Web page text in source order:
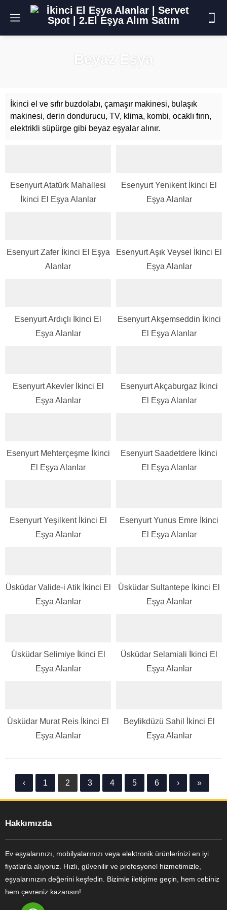
Beyaz Eşya
İkinci el ve sıfır buzdolabı, çamaşır makinesi, bulaşık
makinesi, derin dondurucu, TV, klima, kombi, ocaklı fırın,
elektrikli süpürge gibi beyaz eşyalar alınır.
Esenyurt Atatürk Mahallesi
İkinci El Eşya Alanlar
Esenyurt Yenikent İkinci El
Eşya Alanlar
Esenyurt Zafer İkinci El Eşya
Alanlar
Esenyurt Aşık Veysel İkinci El
Eşya Alanlar
Esenyurt Ardıçlı İkinci El
Eşya Alanlar
Esenyurt Akşemseddin İkinci
El Eşya Alanlar
Esenyurt Akevler İkinci El
Eşya Alanlar
Esenyurt Akçaburgaz İkinci
El Eşya Alanlar
Esenyurt Mehterçeşme İkinci
El Eşya Alanlar
Esenyurt Saadetdere İkinci
El Eşya Alanlar
Esenyurt Yeşilkent İkinci El
Eşya Alanlar
Esenyurt Yunus Emre İkinci
El Eşya Alanlar
Üsküdar Valide-i Atik İkinci El
Eşya Alanlar
Üsküdar Sultantepe İkinci El
Eşya Alanlar
Üsküdar Selimiye İkinci El
Eşya Alanlar
Üsküdar Selamiali İkinci El
Eşya Alanlar
Üsküdar Murat Reis İkinci El
Eşya Alanlar
Beylikdüzü Sahil İkinci El
Eşya Alanlar
‹ 1 2 3 4 5 6 › »
Hakkımızda
Ev eşyalarınızı, mobilyalarınızı veya elektronik ürünlerinizi en iyi
fiyatlarla alıyoruz. Hızlı, güvenilir ve profesyonel hizmetimizle,
eşyalarınızın değerini keşfedin. Bizimle iletişime geçin, hem cebiniz
hem çevreniz kazansın!
Cevap Yaz